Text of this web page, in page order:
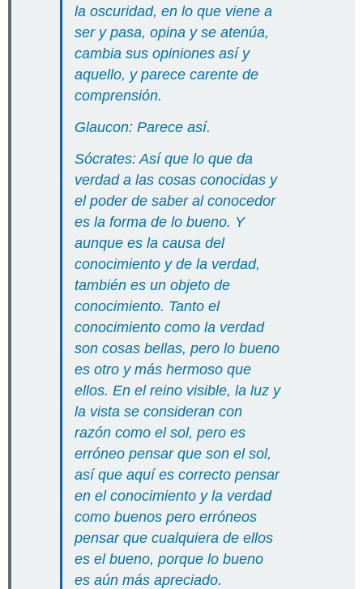
la oscuridad, en lo que viene a
ser y pasa, opina y se atenúa,
cambia sus opiniones así y
aquello, y parece carente de
comprensión.
Glaucon: Parece así.
Sócrates:Así que lo que da
verdad a las cosas conocidas y
el poder de saber al conocedor
es la forma de lo bueno. Y
aunque es la causa del
conocimiento y de la verdad,
también es un objeto de
conocimiento. Tanto el
conocimiento como la verdad
son cosas bellas, pero lo bueno
es otro y más hermoso que
ellos.En el reino visible, la luz y
la vista se consideran con
razón como el sol, pero es
erróneo pensar que son el sol,
así que aquí es correcto pensar
en el conocimiento y la verdad
como buenos pero erróneos
pensar que cualquiera de ellos
es el bueno, porque lo bueno
es aún más apreciado.